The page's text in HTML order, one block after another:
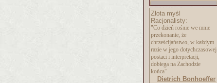
Złota myśl
Racjonalisty:
"Co dzień rośnie we mnie
przekonanie, że
chrześcijaństwo, w każdym
razie w jego dotychczasowej
postaci i interpretacji,
dobiega na Zachodzie
końca"
Dietrich Bonhoeffer